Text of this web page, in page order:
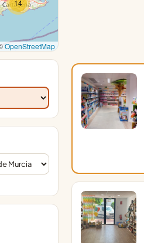
14
OpenStreetMap